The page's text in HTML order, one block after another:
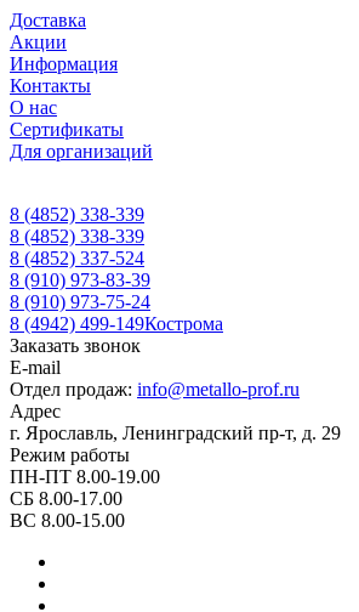
Доставка
Акции
Информация
Контакты
О нас
Сертификаты
Для организаций
8 (4852) 338-339
8 (4852) 338-339
8 (4852) 337-524
8 (910) 973-83-39
8 (910) 973-75-24
8 (4942) 499-149Кострома
Заказать звонок
E-mail
Отдел продаж: info@metallo-prof.ru
Адрес
г. Ярославль, Ленинградский пр-т, д. 29
Режим работы
ПН-ПТ 8.00-19.00
СБ 8.00-17.00
ВС 8.00-15.00